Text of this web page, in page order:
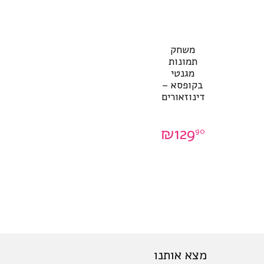
משחק
תמונות
מגנטי
בקופסא –
דינוזאורים
₪12990
מצא אותנו